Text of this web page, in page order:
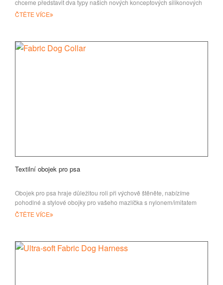
chceme představit dva typy našich nových konceptových silikonových
držáků na telefony pro y
ČTĚTE VÍCE
Textilní obojek pro psa
Obojek pro psa hraje důležitou roli při výchově štěněte, nabízíme
pohodlné a stylové obojky pro vašeho mazlíčka s nylonem/imitatem
ČTĚTE VÍCE